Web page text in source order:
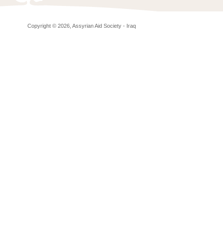
Copyright © 2026, Assyrian Aid Society - Iraq